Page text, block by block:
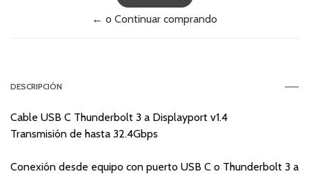
← o Continuar comprando
DESCRIPCIÓN
Cable USB C Thunderbolt 3 a Displayport v1.4
Transmisión de hasta 32.4Gbps
Conexión desde equipo con puerto USB C o Thunderbolt 3 a